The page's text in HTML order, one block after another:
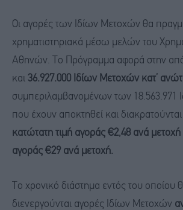
Οι αγορές των Ιδίων Μετοχών θα
χρηματιστηριακά μέσω μελών του
Αθηνών. Το Πρόγραμμα αφορά στην
και 36.927.000 Ιδίων Μετοχών κατ’
συμπεριλαμβανομένων των 18.563.971
που έχουν αποκτηθεί και
κατώτατη τιμή αγοράς €2,48 ανά μετοχή
αγοράς €29 ανά μετοχή.
Το χρονικό διάστημα εντός του οποίου
διενεργούνται αγορές Ιδίων Μετοχών